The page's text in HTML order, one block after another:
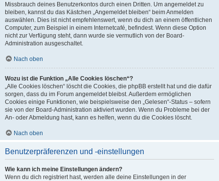
Missbrauch deines Benutzerkontos durch einen Dritten. Um angemeldet zu
bleiben, kannst du das Kästchen „Angemeldet bleiben“ beim Anmelden
auswählen. Dies ist nicht empfehlenswert, wenn du dich an einem öffentlichen
Computer, zum Beispiel in einem Internetcafé, befindest. Wenn diese Option
nicht zur Verfügung steht, dann wurde sie vermutlich von der Board-
Administration ausgeschaltet.
Nach oben
Wozu ist die Funktion „Alle Cookies löschen“?
„Alle Cookies löschen“ löscht die Cookies, die phpBB erstellt hat und die dafür
sorgen, dass du im Forum angemeldet bleibst. Außerdem ermöglichen
Cookies einige Funktionen, wie beispielsweise den „Gelesen“-Status – sofern
sie von der Board-Administration aktiviert wurden. Wenn du Probleme bei der
An- oder Abmeldung hast, kann es helfen, wenn du die Cookies löscht.
Nach oben
Benutzerpräferenzen und -einstellungen
Wie kann ich meine Einstellungen ändern?
Wenn du dich registriert hast, werden alle deine Einstellungen in der